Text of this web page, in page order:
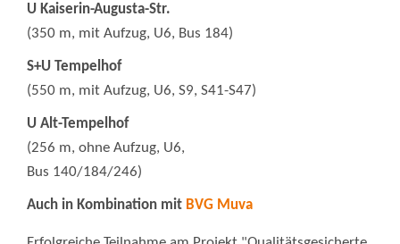
U Kaiserin-Augusta-Str.
(350 m, mit Aufzug, U6, Bus 184)
S+U Tempelhof
(550 m, mit Aufzug, U6, S9, S41-S47)
U Alt-Tempelhof
(256 m, ohne Aufzug, U6,
Bus 140/184/246)
Auch in Kombination mit BVG Muva